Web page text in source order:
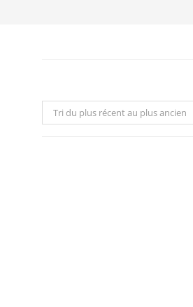
Tri du plus récent au plus ancien